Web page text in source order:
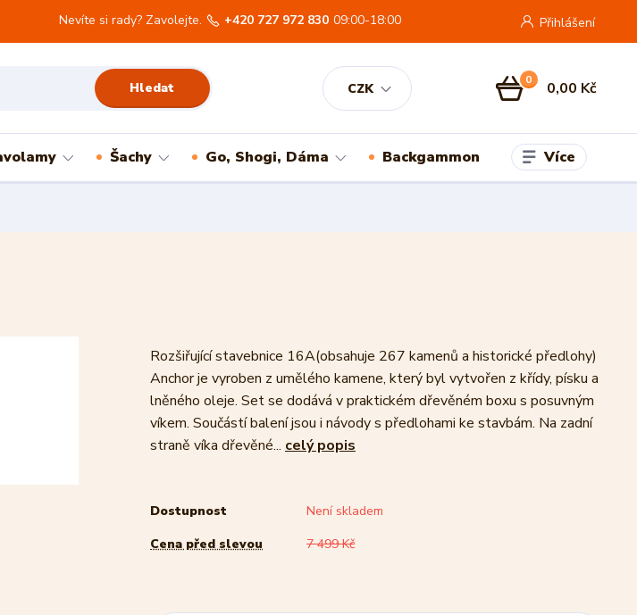
CZK
Přihlášení
Hledat
Nevíte si rady? Zavolejte. +420 727 972 830 09:00-18:00
0 0,00 Kč
Šachy Go, Shogi, Dáma Backgammon Více
Rozšiřující stavebnice 16A(obsahuje 267 kamenů a historické předlohy)
Anchor je vyroben z umělého kamene, který byl vytvořen z křídy, písku a
lněného oleje. Set se dodává v praktickém dřevěném boxu s posuvným
víkem. Součástí balení jsou i návody s předlohami ke stavbám. Na zadní
straně víka dřevěné... celý popis
Dostupnost
Není skladem
Cena před slevou
7 499 Kč